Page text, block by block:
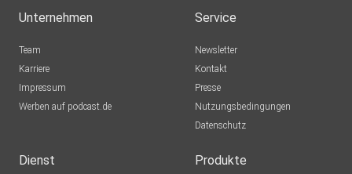
Unternehmen
Team
Karriere
Impressum
Werben auf podcast.de
Service
Newsletter
Kontakt
Presse
Nutzungsbedingungen
Datenschutz
Dienst Produkte